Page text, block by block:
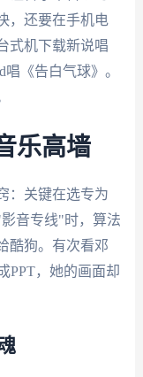
，还要在手机电
式机下载新说唱
《告白气球》。
乐高墙
：关键在选专为
音专线"时，算法
酷狗。有次看邓
PPT，她的画面却